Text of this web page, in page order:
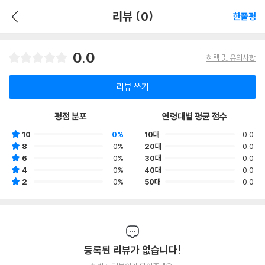
리뷰 (0) 한줄평
0.0 혜택 및 유의사항
리뷰 쓰기
평점 분포
10
0%
8
0%
6
0%
4
0%
2
0%
연령대별 평균 점수
10대
0.0
20대
0.0
30대
0.0
40대
0.0
50대
0.0
등록된 리뷰가 없습니다!